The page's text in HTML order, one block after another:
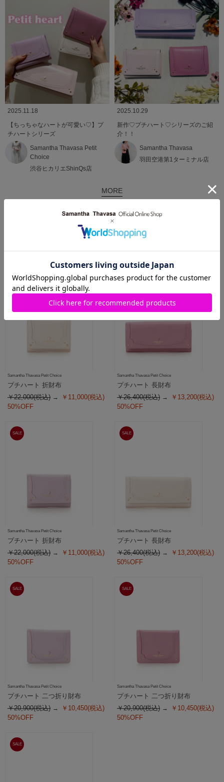
2025.11.18
【ちっちゃなハートが可愛い♡】プ
チハートシリーズ
Samantha Thavasa Petit
Choice
渋谷ヒカリエShinQs店
2025.10.29
新作♡プチハート♡シリーズのご紹
介！！
Samantha Thavasa
羽田空港第1ターミナル店
MORE
SALE
Samantha Thavasa Petit Choice
プチハート 折財布
￥22,000(税込)
￥11,000(税込)
50%OFF
SALE
Samantha Thavasa Petit Choice
プチハート 長財布
￥26,400(税込)
￥13,200(税込)
50%OFF
SALE
Samantha Thavasa Petit Choice
プチハート 折財布
￥22,000(税込)
￥11,000(税込)
50%OFF
SALE
Samantha Thavasa Petit Choice
プチハート 長財布
￥26,400(税込)
￥13,200(税込)
50%OFF
SALE
Samantha Thavasa Petit Choice
プチハート 二つ折り財布
￥20,900(税込)
￥10,450(税込)
50%OFF
SALE
Samantha Thavasa Petit Choice
プチハート 二つ折り財布
￥20,900(税込)
￥10,450(税込)
50%OFF
SALE